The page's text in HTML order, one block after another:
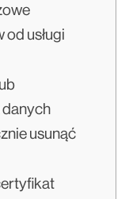
usługi
usunąć